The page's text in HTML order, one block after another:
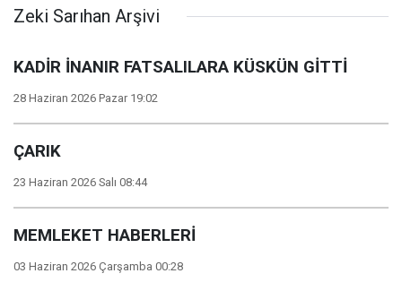
Zeki Sarıhan Arşivi
KADİR İNANIR FATSALILARA KÜSKÜN GİTTİ
28 Haziran 2026 Pazar 19:02
ÇARIK
23 Haziran 2026 Salı 08:44
MEMLEKET HABERLERİ
03 Haziran 2026 Çarşamba 00:28